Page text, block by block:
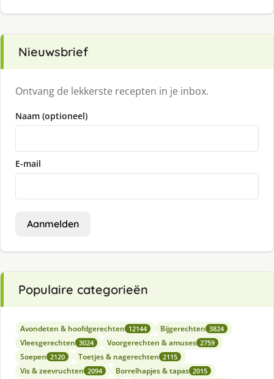
Nieuwsbrief
Ontvang de lekkerste recepten in je inbox.
Naam (optioneel)
E-mail
Aanmelden
Populaire categorieën
Avondeten & hoofdgerechten 12144 Bijgerechten 3824
Vleesgerechten 3024 Voorgerechten & amuses 2759
Soepen 2120 Toetjes & nagerechten 2115
Vis & zeevruchten 2094 Borrelhapjes & tapas 2015